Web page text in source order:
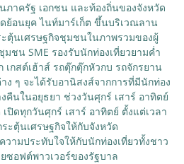
าครัฐ เอกชน และท้องถิ่นของจังหวัด
ย้อนยุค ไนท์มาร์เก็ต ขึ้นบริเวณลาน
ตุ้นเศรษฐกิจชุมชนในภาพรวมของผู้
ชน SME รองรับนักท่องเที่ยวยามค่ำ
เกสต์เฮ้าส์ รถตุ๊กตุ๊กหัวกบ รถจักรยาน
ง ๆ จะได้รับอานิสงส์จากการที่มีนักท่อง
คืนในอยุธยา ช่วงวันศุกร์ เสาร์ อาทิตย์
ปิดทุกวันศุกร์ เสาร์ อาทิตย์ ตั้งแต่เวลา
ะตุ้นเศรษฐกิจให้กับจังหวัด
ามประทับใจให้กับนักท่องเที่ยวทั้งชาว
ซอฟต์พาวเวอร์ของรัฐบาล